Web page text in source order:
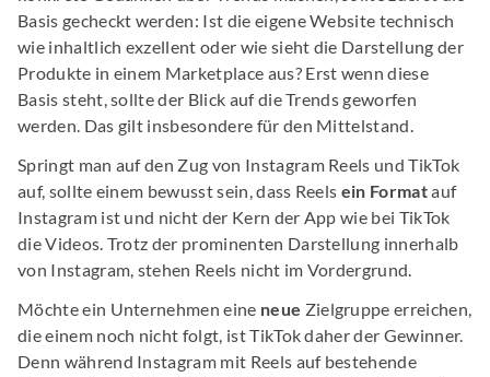
Basis gecheckt werden: Ist die eigene Website technisch
wie inhaltlich exzellent oder wie sieht die Darstellung der
Produkte in einem Marketplace aus? Erst wenn diese
Basis steht, sollte der Blick auf die Trends geworfen
werden. Das gilt insbesondere für den Mittelstand.
Springt man auf den Zug von Instagram Reels und TikTok
auf, sollte einem bewusst sein, dass Reels ein Formatauf
Instagram ist und nicht der Kern der App wie bei TikTok
die Videos. Trotz der prominenten Darstellung innerhalb
von Instagram, stehen Reels nicht im Vordergrund.
Möchte ein Unternehmen eine neue Zielgruppe erreichen,
die einem noch nicht folgt, ist TikTok daher der Gewinner.
Denn während Instagram mit Reels auf bestehende